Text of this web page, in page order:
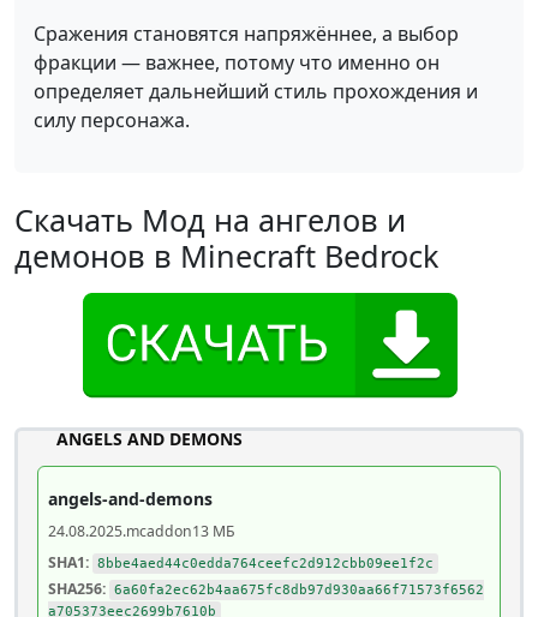
Сражения становятся напряжённее, а выбор
фракции — важнее, потому что именно он
определяет дальнейший стиль прохождения и
силу персонажа.
Скачать Мод на ангелов и
демонов в Minecraft Bedrock
ANGELS AND DEMONS
angels-and-demons
24.08.2025.mcaddon13 МБ
SHA1: 8bbe4aed44c0edda764ceefc2d912cbb09ee1f2c
SHA256: 6a60fa2ec62b4aa675fc8db97d930aa66f71573f6562
a705373eec2699b7610b